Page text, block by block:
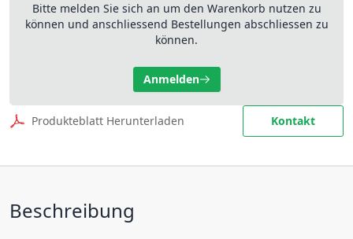
Bitte melden Sie sich an um den Warenkorb nutzen zu
können und anschliessend Bestellungen abschliessen zu
können.
Anmelden
Produkteblatt Herunterladen Kontakt
Beschreibung